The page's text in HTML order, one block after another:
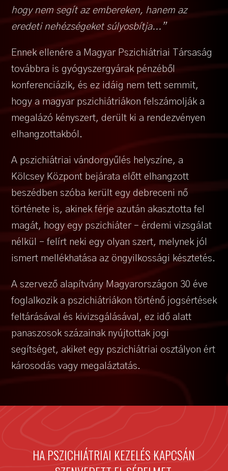
hogy nem segít az embereken, hanem az
eredeti nehézségeket súlyosbítja...”
Ennek ellenére a Magyar Pszichiátriai Társaság
továbbra is gyógyszergyárak pénzéből
konferenciázik, és ez idáig nem tett semmit,
hogy a magyar pszichiátriákon felszámolják a
megalázó kényszert, derült ki a rendezvényen
elhangzottakból.
A pszichiátriai vándorgyűlés helyszíne, a
Kölcsey Központ bejárata előtt elhangzott
beszédben szóba került egy debreceni nő
története is, akinek férje azután akasztotta fel
magát, hogy egy pszichiáter – érdemi vizsgálat
nélkül – felírt neki egy olyan szert, melynek jól
ismert mellékhatása az öngyilkossági késztetés.
A szervező alapítvány Magyarországon 30 éve
foglalkozik a pszichiátriákon történő jogsértések
feltárásával és kivizsgálásával, ez idő alatt
panaszosok százainak nyújtottak jogi
segítséget, akiket egy pszichiátriai osztályon ért
károsodás vagy megaláztatás.
HA PSZICHIÁTRIAI KEZELÉS KAPCSÁN